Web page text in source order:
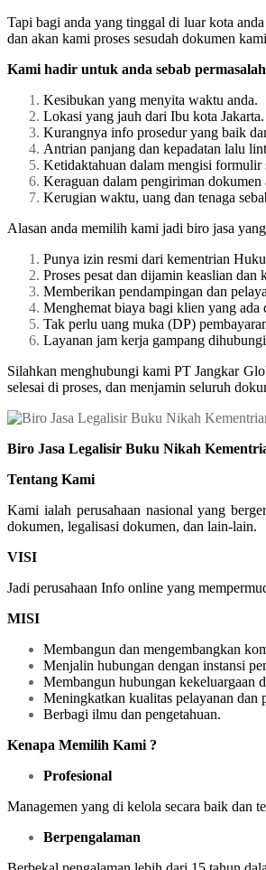
Tapi bagi anda yang tinggal di luar kota
dan akan kami proses sesudah dokumen
Kami hadir untuk anda sebab
Kesibukan yang menyita waktu anda.
Lokasi yang jauh dari Ibu kota Jakarta.
Kurangnya info prosedur yang baik
Antrian panjang dan kepadatan lalu
Ketidaktahuan dalam mengisi formulir
Keraguan dalam pengiriman dokumen
Kerugian waktu, uang dan tenaga
Alasan anda memilih kami jadi biro jasa
Punya izin resmi dari kementrian
Proses pesat dan dijamin keaslian dan
Memberikan pendampingan dan
Menghemat biaya bagi klien yang ada
Tak perlu uang muka (DP)
Layanan jam kerja gampang
Silahkan menghubungi kami PT Jangkar
selesai di proses, dan menjamin seluruh
Biro Jasa Legalisir Buku Nikah
Tentang Kami
Kami ialah perusahaan nasional yang
dokumen, legalisasi dokumen, dan lain-lain.
VISI
Jadi perusahaan Info online yang
MISI
Membangun dan mengembangkan
Menjalin hubungan dengan instansi
Membangun hubungan kekeluargaan
Meningkatkan kualitas pelayanan dan
Berbagi ilmu dan pengetahuan.
Kenapa Memilih Kami ?
Profesional
Managemen yang di kelola secara baik dan
Berpengalaman